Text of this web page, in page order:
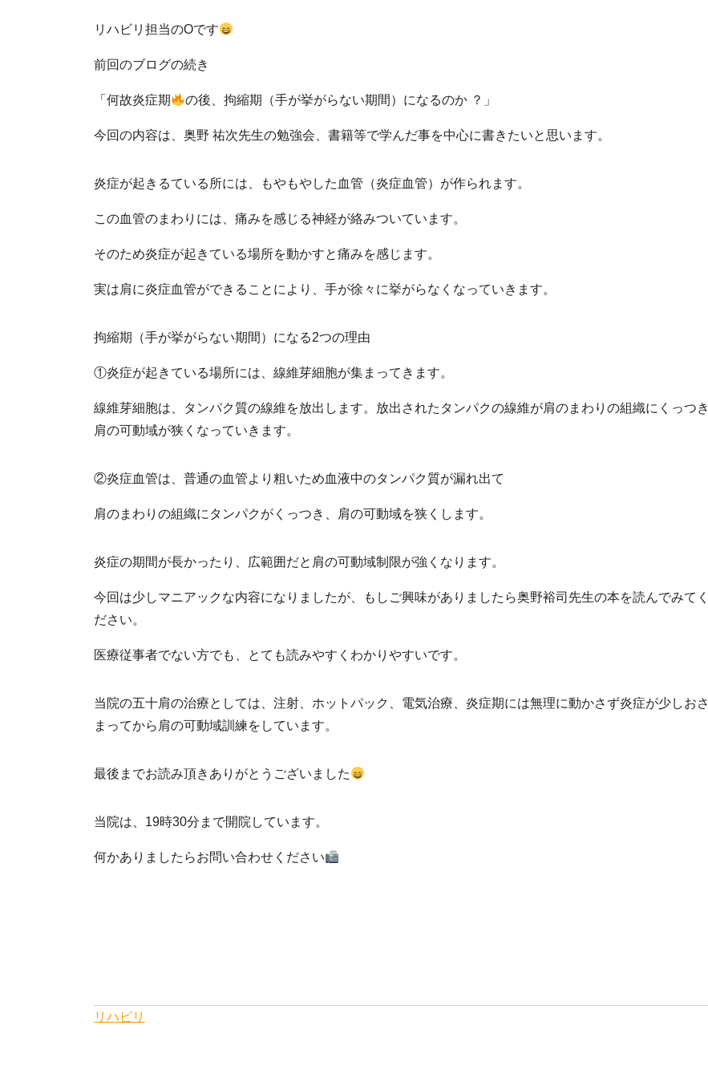
リハビリ担当のOです
前回のブログの続き
「何故炎症期 の後、拘縮期（手が挙がらない期間）になるのか ？」
今回の内容は、奥野 祐次先生の勉強会、書籍等で学んだ事を中心に書きたいと思います。
炎症が起きるている所には、もやもやした血管（炎症血管）が作られます。
この血管のまわりには、痛みを感じる神経が絡みついています。
そのため炎症が起きている場所を動かすと痛みを感じます。
実は肩に炎症血管ができることにより、手が徐々に挙がらなくなっていきます。
拘縮期（手が挙がらない期間）になる2つの理由
①炎症が起きている場所には、線維芽細胞が集まってきます。
線維芽細胞は、タンパク質の線維を放出します。放出されたタンパクの線維が肩のまわりの組織にくっつき
肩の可動域が狭くなっていきます。
②炎症血管は、普通の血管より粗いため血液中のタンパク質が漏れ出て
肩のまわりの組織にタンパクがくっつき、肩の可動域を狭くします。
炎症の期間が長かったり、広範囲だと肩の可動域制限が強くなります。
今回は少しマニアックな内容になりましたが、もしご興味がありましたら奥野裕司先生の本を読んでみてく
ださい。
医療従事者でない方でも、とても読みやすくわかりやすいです。
当院の五十肩の治療としては、注射、ホットパック、電気治療、炎症期には無理に動かさず炎症が少しおさ
まってから肩の可動域訓練をしています。
最後までお読み頂きありがとうございました
当院は、19時30分まで開院しています。
何かありましたらお問い合わせください
リハビリ